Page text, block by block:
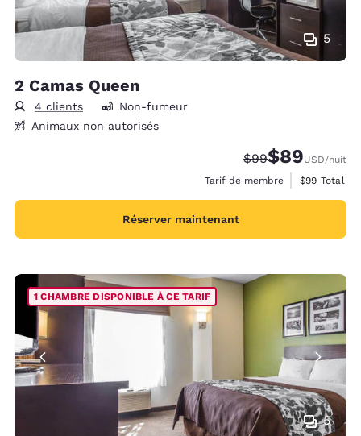
5
2 Camas Queen
4 clients
Non-fumeur
Animaux non autorisés
Tarif barré :
$99Tarif réduit :
$89USD/nuit
Tarif de membre
Afficher les
$99 Total
Réserver maintenant
5
1 CHAMBRE DISPONIBLE À CE TARIF